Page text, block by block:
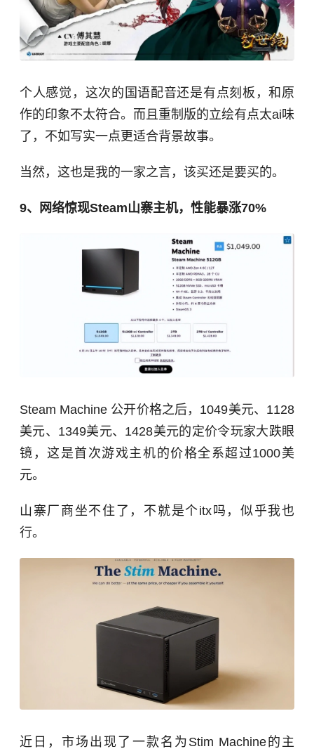
个人感觉，这次的国语配音还是有点刻板，和原
作的印象不太符合。而且重制版的立绘有点太ai味
了，不如写实一点更适合背景故事。
当然，这也是我的一家之言，该买还是要买的。
9、网络惊现Steam山寨主机，性能暴涨70%
Steam Machine 公开价格之后，1049美元、1128
美元、1349美元、1428美元的定价令玩家大跌眼
镜，这是首次游戏主机的价格全系超过1000美
元。
山寨厂商坐不住了，不就是个itx吗，似乎我也
行。
近日，市场出现了一款名为Stim Machine的主